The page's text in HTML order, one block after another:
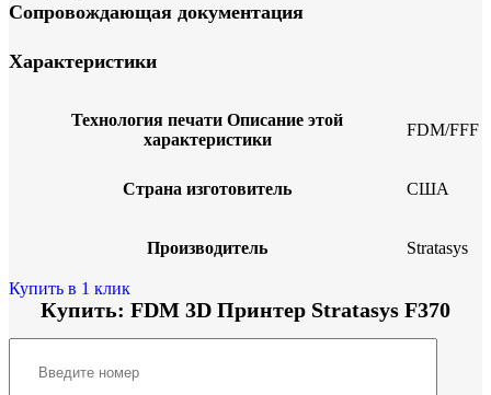
Сопровождающая документация
Характеристики
Технология печати Описание этой
характеристики
FDM/FFF
Страна изготовитель США
Производитель Stratasys
Купить в 1 клик
Купить: FDM 3D Принтер Stratasys F370